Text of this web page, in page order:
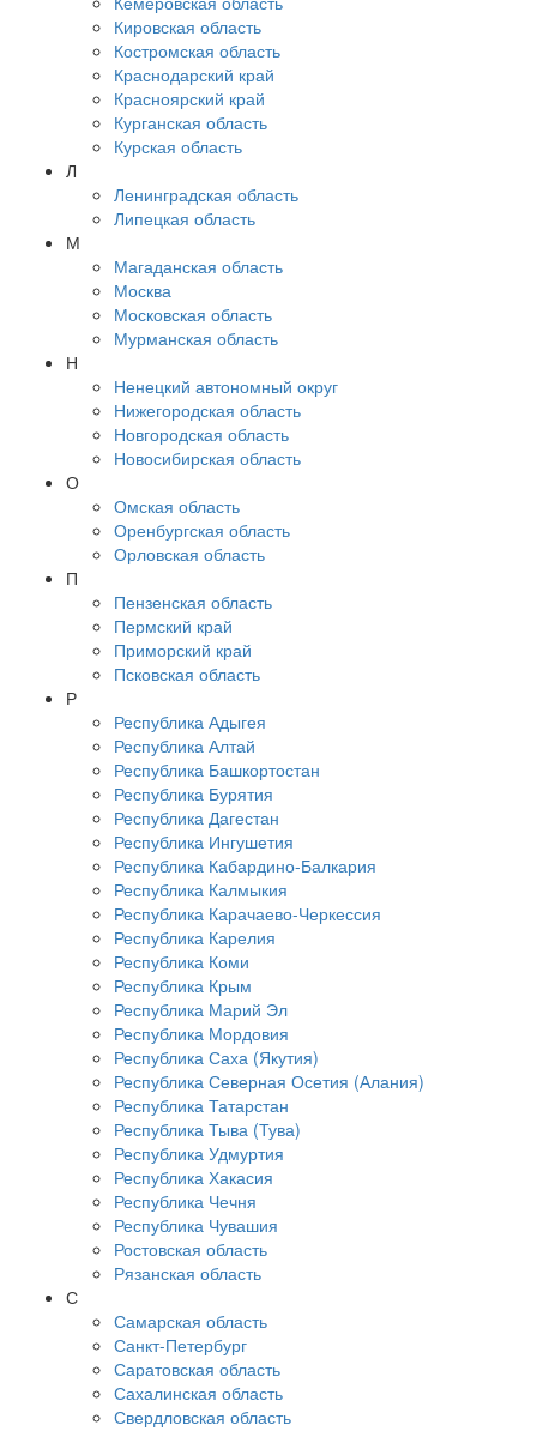
Кировская область
Костромская область
Краснодарский край
Красноярский край
Курганская область
Курская область
Л
Ленинградская область
Липецкая область
М
Магаданская область
Москва
Московская область
Мурманская область
Н
Ненецкий автономный округ
Нижегородская область
Новгородская область
Новосибирская область
О
Омская область
Оренбургская область
Орловская область
П
Пензенская область
Пермский край
Приморский край
Псковская область
Р
Республика Адыгея
Республика Алтай
Республика Башкортостан
Республика Бурятия
Республика Дагестан
Республика Ингушетия
Республика Кабардино-Балкария
Республика Калмыкия
Республика Карачаево-Черкессия
Республика Карелия
Республика Коми
Республика Крым
Республика Марий Эл
Республика Мордовия
Республика Саха (Якутия)
Республика Северная Осетия (Алания)
Республика Татарстан
Республика Тыва (Тува)
Республика Удмуртия
Республика Хакасия
Республика Чечня
Республика Чувашия
Ростовская область
Рязанская область
С
Самарская область
Санкт-Петербург
Саратовская область
Сахалинская область
Свердловская область